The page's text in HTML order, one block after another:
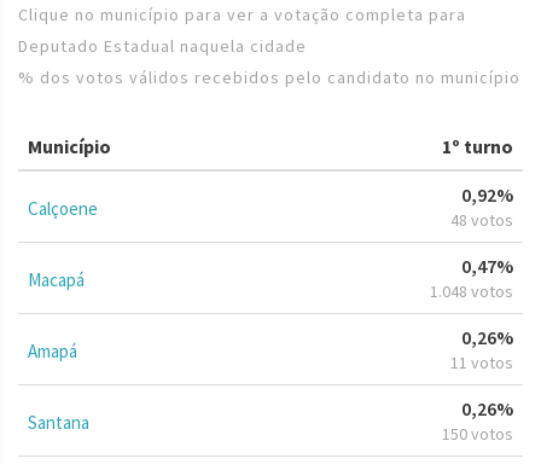
Clique no município para ver a votação completa para
Deputado Estadual naquela cidade
% dos votos válidos recebidos pelo candidato no município
Município 1º turno
Calçoene
0,92%
48 votos
Macapá
0,47%
1.048 votos
Amapá
0,26%
11 votos
Santana
0,26%
150 votos